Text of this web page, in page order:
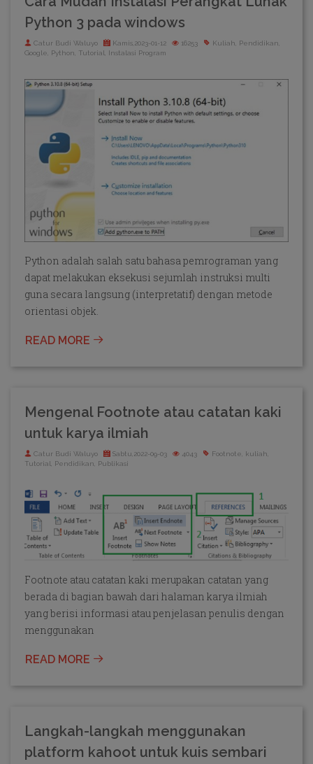
Python 3 pada windows
Catur Budi Waluyo Kamis,2023-01-12 16253
Kuliah, Pendidikan,
Google, Python, Tutorial, Instalasi Program
Python adalah salah satu bahasa pemrograman yang
dapat melakukan eksekusi sejumlah instruksi multi
guna secara langsung (interpretatif) dengan metode
orientasi objek.
READ MORE
Mengenal Footnote atau catatan kaki
untuk karya ilmiah
Catur Budi Waluyo Sabtu,2022-09-03 4043
Footnote, kuliah,
Tutorial, Pendidikan, Publikasi
Footnote atau catatan kaki merupakan catatan yang
berada di bagian bawah dari halaman karya ilmiah
yang berisi informasi atau penjelasan penulis dengan
menggunakan
READ MORE
Langkah-langkah menggunakan
platform kahoot untuk kuis sembari